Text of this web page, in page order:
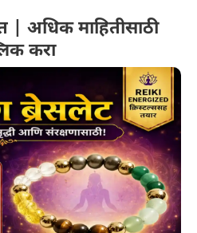
| अधिक माहितीसाठी
करा